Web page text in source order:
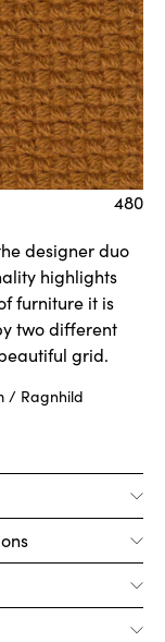
480
designer duo
highlights
furniture it is
two different
grid.
/ Ragnhild